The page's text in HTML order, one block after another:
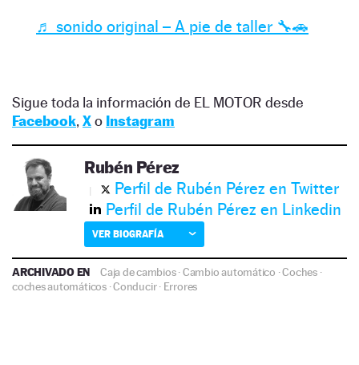
♬ sonido original – A pie de taller 🔧🚗
Sigue toda la información de EL MOTOR desde
Facebook, Xo Instagram
Rubén Pérez
Perfil de Rubén Pérez en Twitter
Perfil de Rubén Pérez en Linkedin
VER BIOGRAFÍA
ARCHIVADO EN Caja de cambios·Cambio automático ·Coches·
coches automáticos·Conducir· Errores